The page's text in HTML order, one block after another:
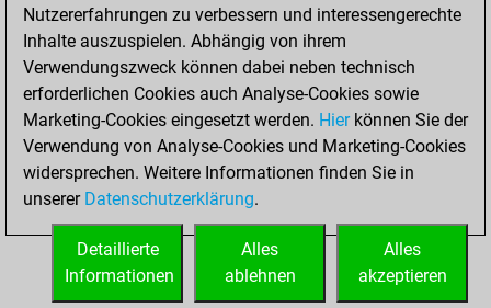
Bauer setzt Matt
0
Erstickte Matts
Unterverwandlungen
Türme auf der siebten
0
STARTSEITE
Nutzererfahrungen zu verbessern und interessengerechte
Inhalte auszuspielen. Abhängig von ihrem
Verwendungszweck können dabei neben technisch
erforderlichen Cookies auch Analyse-Cookies sowie
Marketing-Cookies eingesetzt werden. Hierkönnen Sie der
Verwendung von Analyse-Cookies und Marketing-Cookies
widersprechen. Weitere Informationen finden Sie in
unserer Datenschutzerklärung.
Alles
akzeptieren
Alles
ablehnen
Detaillierte
Informationen